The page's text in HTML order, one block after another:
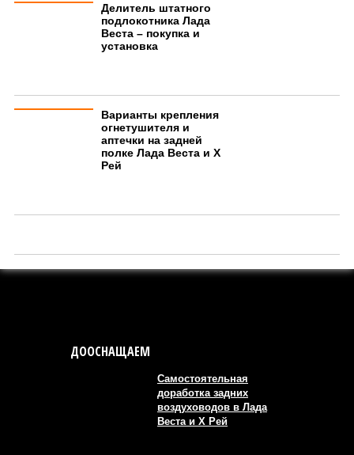
Делитель штатного
подлокотника Лада
Веста – покупка и
установка
Варианты крепления
огнетушителя и
аптечки на задней
полке Лада Веста и Х
Рей
ДООСНАЩАЕМ
Самостоятельная
доработка задних
воздуховодов в Лада
Веста и Х Рей